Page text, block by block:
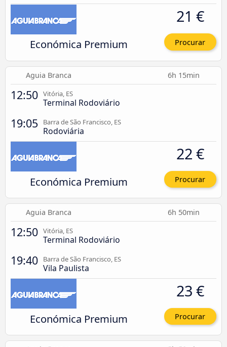
Económica Premium
21 €
Procurar
Aguia Branca 6h 15min
12:50 Vitória, ES
Terminal Rodoviário
19:05 Barra de São Francisco, ES
Rodoviária
Económica Premium
22 €
Procurar
Aguia Branca 6h 50min
12:50 Vitória, ES
Terminal Rodoviário
19:40 Barra de São Francisco, ES
Vila Paulista
Económica Premium
23 €
Procurar